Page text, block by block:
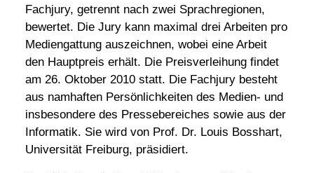
Fachjury, getrennt nach zwei Sprachregionen,
bewertet. Die Jury kann maximal drei Arbeiten pro
Mediengattung auszeichnen, wobei eine Arbeit
den Hauptpreis erhält. Die Preisverleihung findet
am 26. Oktober 2010 statt. Die Fachjury besteht
aus namhaften Persönlichkeiten des Medien- und
insbesondere des Pressebereiches sowie aus der
Informatik. Sie wird von Prof. Dr. Louis Bosshart,
Universität Freiburg, präsidiert.